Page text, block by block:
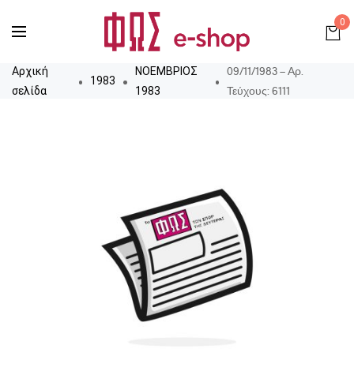
0
Αρχική
σελίδα
1983
ΝΟΕΜΒΡΙΟΣ
1983
09/11/1983 – Αρ.
Τεύχους: 6111